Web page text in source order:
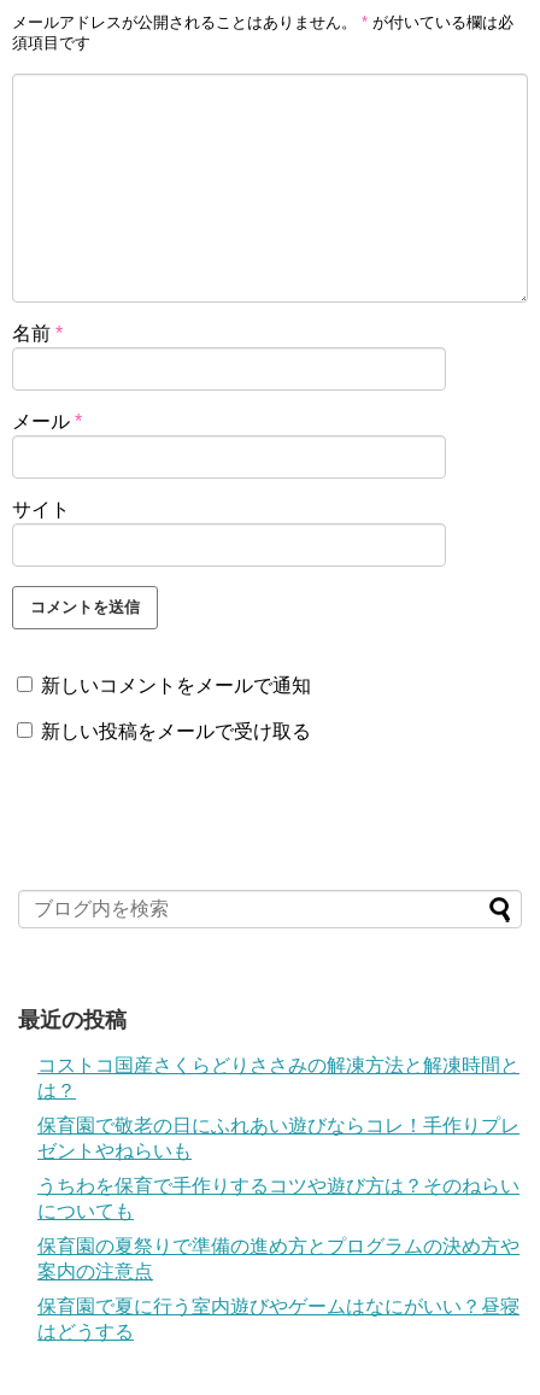
メールアドレスが公開されることはありません。 * が付いている欄は必
須項目です
名前 *
メール *
サイト
新しいコメントをメールで通知
新しい投稿をメールで受け取る
最近の投稿
コストコ国産さくらどりささみの解凍方法と解凍時間と
は？
保育園で敬老の日にふれあい遊びならコレ！手作りプレ
ゼントやねらいも
うちわを保育で手作りするコツや遊び方は？そのねらい
についても
保育園の夏祭りで準備の進め方とプログラムの決め方や
案内の注意点
保育園で夏に行う室内遊びやゲームはなにがいい？昼寝
はどうする